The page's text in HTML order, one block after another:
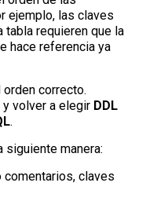
ejemplo, las claves
tabla requieren que la
hace referencia ya
correcto.
volver a elegir DDL
.
siguiente manera:
comentarios, claves